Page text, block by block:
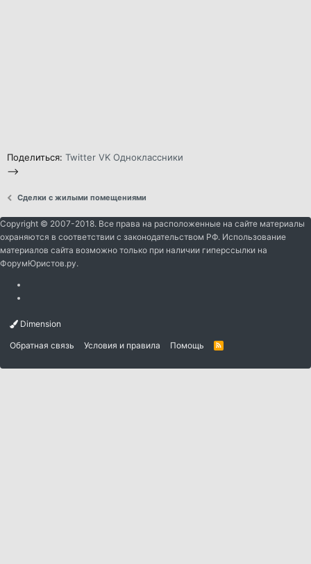
Поделиться: Twitter VK Одноклассники
-->
Сделки с жилыми помещениями
Copyright © 2007-2018. Все права на расположенные на сайте материалы
охраняются в соответствии с законодательством РФ. Использование
материалов сайта возможно только при наличии гиперссылки на
ФорумЮристов.ру.
Dimension
Обратная связь Условия и правила Помощь